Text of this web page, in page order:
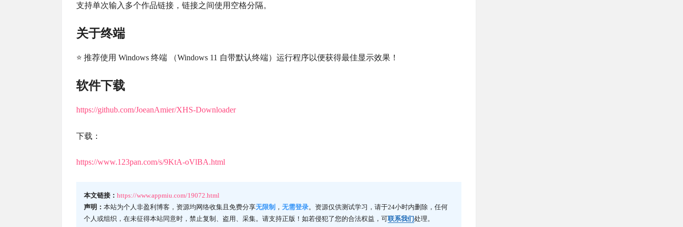
支持单次输入多个作品链接，链接之间使用空格分隔。
关于终端
⭐ 推荐使用 Windows 终端 （Windows 11 自带默认终端）运行程序以便获得最佳显示效果！
软件下载
https://github.com/JoeanAmier/XHS-Downloader
下载：
https://www.123pan.com/s/9KtA-oVlBA.html
本文链接： https://www.appmiu.com/19072.html
声明： 本站为个人非盈利博客，资源均网络收集且免费分享无限制 ， 无需登录。资源仅供测试学习，请于24小时内删除，任何
个人或组织，在未征得本站同意时，禁止复制、盗用、采集。请支持正版！如若侵犯了您的合法权益，可联系我们处理。